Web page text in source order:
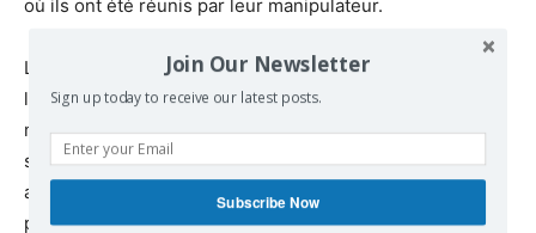
où ils ont été réunis par leur manipulateur.
L’impact de telles méthodes sur la réalité est le suivant :
la réalité est la plus forte ! Autrement dit, toutes ces
manipulations ne servent qu’a mettre à nu l’adversaire
sans aucun profit pour lui. Ces façons de faire devraient
accélérer et amplifier les moyens d’auto-contrôle de la
parole commune que le mouvement a déjà
Join Our Newsletter
Sign up today to receive our latest posts.
Subscribe Now